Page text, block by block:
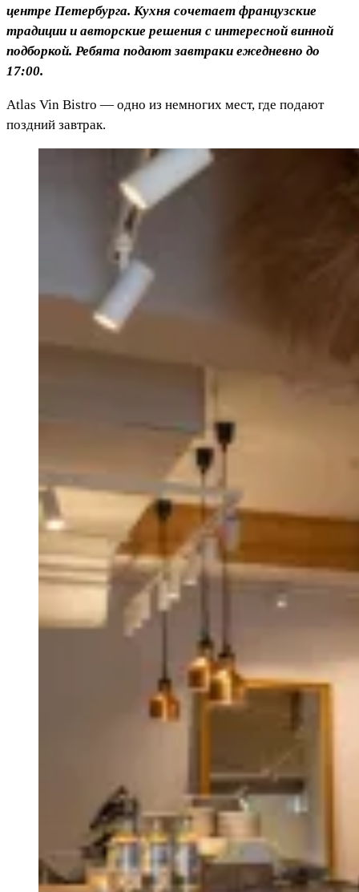
центре Петербурга. Кухня сочетает французские
традиции и авторские решения с интересной винной
подборкой. Ребята подают завтраки ежедневно до
17:00.
Atlas Vin Bistro — одно из немногих мест, где подают
поздний завтрак.